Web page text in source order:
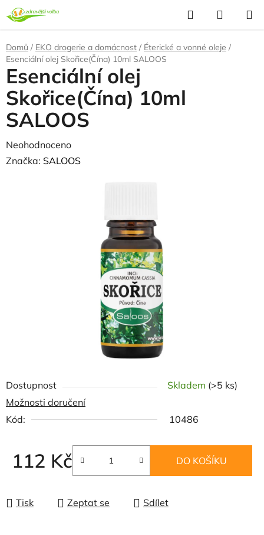
Přejít
na
obsah
Hledat
KOŠÍK
Domů / EKO drogerie a domácnost / Éterické a vonné oleje /
Esenciální olej Skořice(Čína) 10ml SALOOS
Dostupnost Skladem (>5 ks)
Možnosti doručení
Kód:
10486
112 Kč DO KOŠÍKU
Tisk Zeptat se Sdílet
Esenciální olej
Skořice(Čína) 10ml
SALOOS
Průměrné
hodnocení
Neohodnoceno
Značka: SALOOS